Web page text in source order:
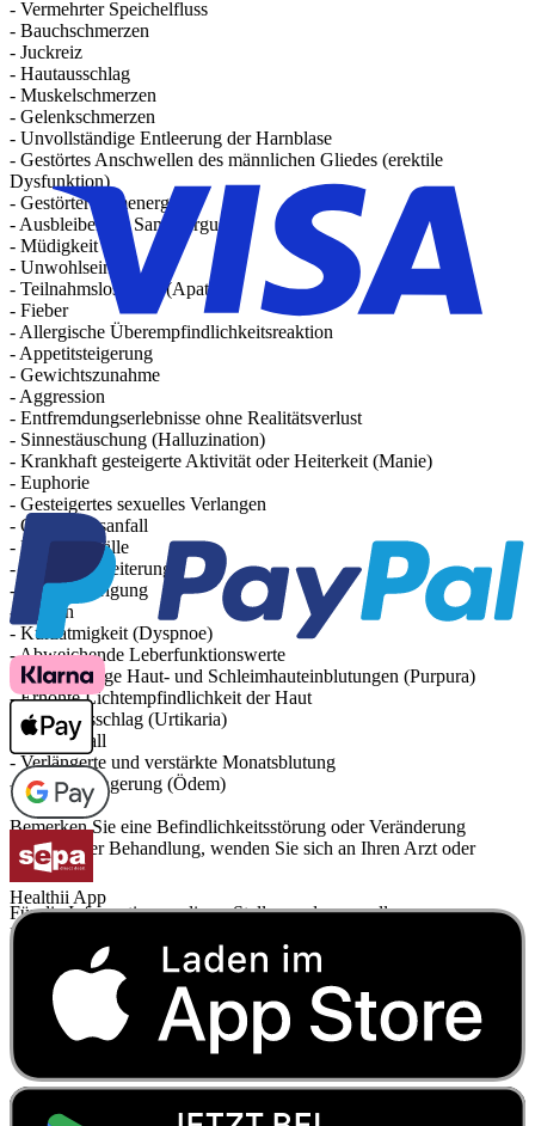
- Vermehrter Speichelfluss
- Bauchschmerzen
- Juckreiz
- Hautausschlag
- Muskelschmerzen
- Gelenkschmerzen
- Unvollständige Entleerung der Harnblase
- Gestörtes Anschwellen des männlichen Gliedes (erektile
Dysfunktion)
- Gestörter Samenerguss
- Ausbleibender Samenerguss
- Müdigkeit
- Unwohlsein
- Teilnahmslosigkeit (Apathie)
- Fieber
- Allergische Überempfindlichkeitsreaktion
- Appetitsteigerung
- Gewichtszunahme
- Aggression
- Entfremdungserlebnisse ohne Realitätsverlust
- Sinnestäuschung (Halluzination)
- Krankhaft gesteigerte Aktivität oder Heiterkeit (Manie)
- Euphorie
- Gesteigertes sexuelles Verlangen
- Ohnmachtsanfall
- Krampfanfälle
- Pupillenerweiterung
- Pulserniedrigung
- Husten
- Kurzatmigkeit (Dyspnoe)
- Abweichende Leberfunktionswerte
- Kleinfleckige Haut- und Schleimhauteinblutungen (Purpura)
- Erhöhte Lichtempfindlichkeit der Haut
- Nesselausschlag (Urtikaria)
- Haarausfall
- Verlängerte und verstärkte Monatsblutung
- Wassereinlagerung (Ödem)
Bemerken Sie eine Befindlichkeitsstörung oder Veränderung
während der Behandlung, wenden Sie sich an Ihren Arzt oder
Apotheker.
Für die Information an dieser Stelle werden vor allem
Nebenwirkungen berücksichtigt, die bei mindestens einem von
1.000 behandelten Patienten auftreten.
Healthii App